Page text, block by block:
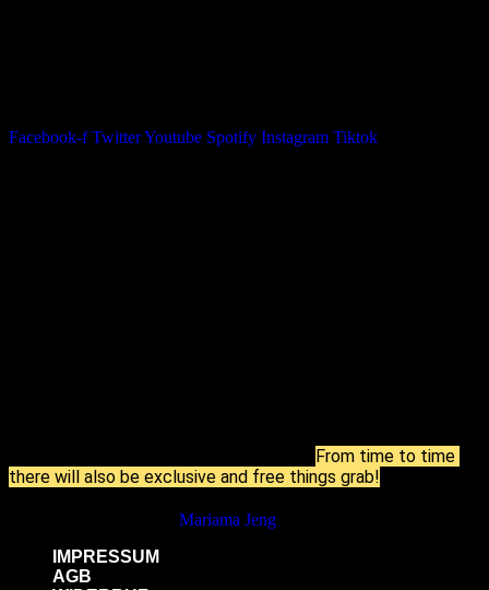
Facebook-f TwitterYoutube Spotify Instagram Tiktok
From time to time
there will also be exclusive and free things grab!
Mariama Jeng
IMPRESSUM
AGB